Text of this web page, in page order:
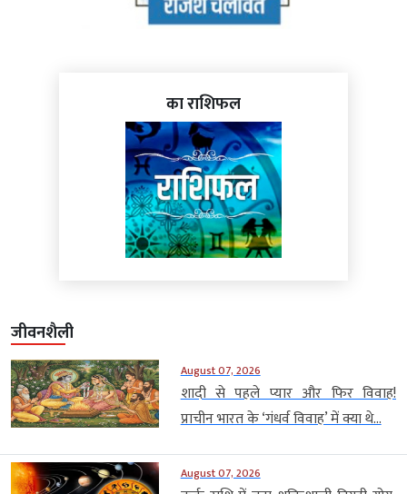
का राशिफल
जीवनशैली
August 07, 2026
शादी से पहले प्यार और फिर विवाह!
प्राचीन भारत के ‘गंधर्व विवाह’ में क्या थे...
August 07, 2026